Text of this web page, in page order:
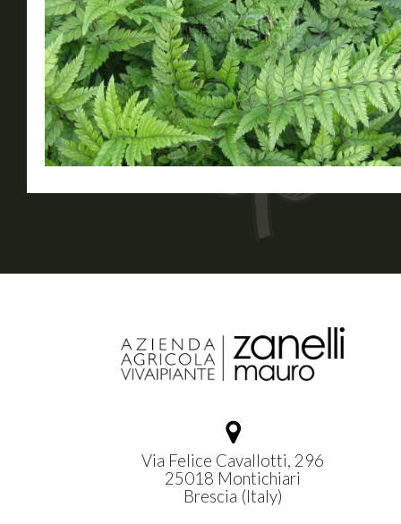
Via Felice Cavallotti, 296
25018 Montichiari
Brescia (Italy)